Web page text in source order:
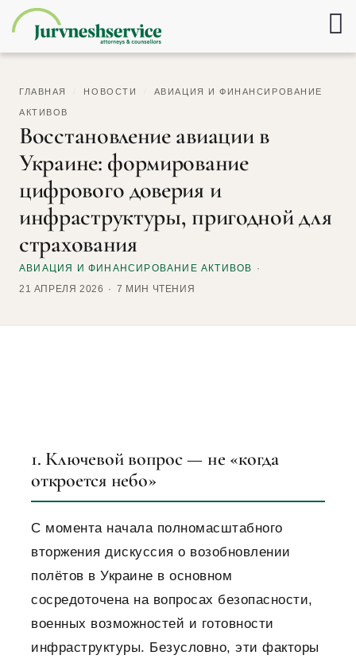
ГЛАВНАЯ НОВОСТИ АВИАЦИЯ И ФИНАНСИРОВАНИЕ
АКТИВОВ
Восстановление авиации в
Украине: формирование
цифрового доверия и
инфраструктуры, пригодной для
страхования
АВИАЦИЯ И ФИНАНСИРОВАНИЕ АКТИВОВ
21 АПРЕЛЯ 2026
7 МИН ЧТЕНИЯ
1. Ключевой вопрос — не «когда
откроется небо»
С момента начала полномасштабного
вторжения дискуссия о возобновлении
полётов в Украине в основном
сосредоточена на вопросах безопасности,
военных возможностей и готовности
инфраструктуры. Безусловно, эти факторы